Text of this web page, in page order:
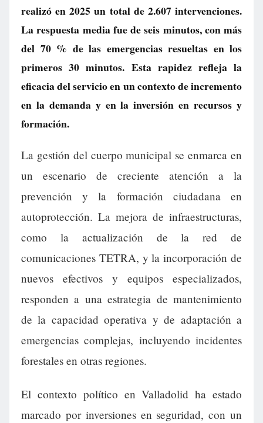
realizó en 2025 un total de 2.607 intervenciones.
La respuesta media fue de seis minutos, con más
del 70 % de las emergencias resueltas en los
primeros 30 minutos. Esta rapidez refleja la
eficacia del servicio en un contexto de incremento
en la demanda y en la inversión en recursos y
formación.
La gestión del cuerpo municipal se enmarca en
un escenario de creciente atención a la
prevención y la formación ciudadana en
autoprotección. La mejora de infraestructuras,
como la actualización de la red de
comunicaciones TETRA, y la incorporación de
nuevos efectivos y equipos especializados,
responden a una estrategia de mantenimiento
de la capacidad operativa y de adaptación a
emergencias complejas, incluyendo incidentes
forestales en otras regiones.
El contexto político en Valladolid ha estado
marcado por inversiones en seguridad, con un